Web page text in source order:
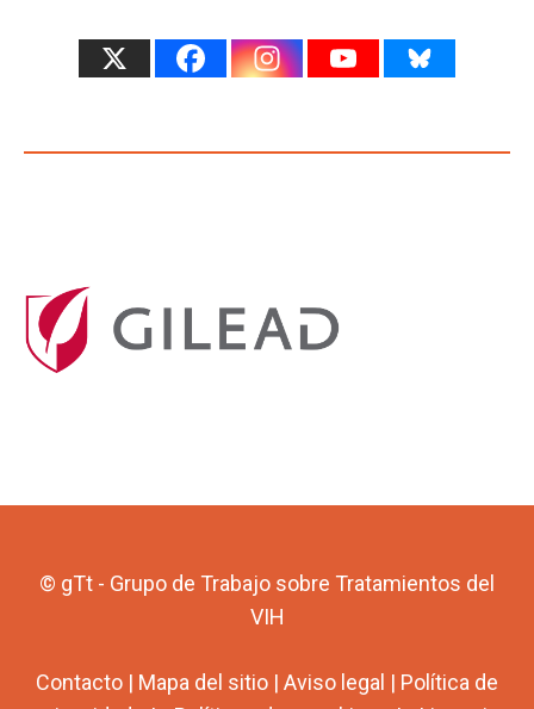
© gTt - Grupo de Trabajo sobre Tratamientos del
VIH
Contacto | Mapa del sitio | Aviso legal | Política de